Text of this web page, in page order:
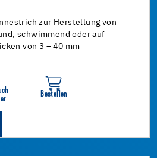
zur Herstellung von
schwimmend oder auf
von 3 – 40 mm
Bestellen